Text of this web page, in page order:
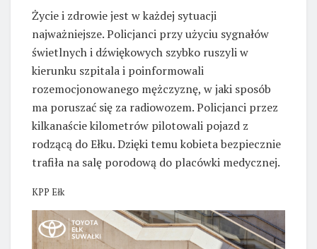
Życie i zdrowie jest w każdej sytuacji
najważniejsze. Policjanci przy użyciu sygnałów
świetlnych i dźwiękowych szybko ruszyli w
kierunku szpitala i poinformowali
rozemocjonowanego mężczyznę, w jaki sposób
ma poruszać się za radiowozem. Policjanci przez
kilkanaście kilometrów pilotowali pojazd z
rodzącą do Ełku. Dzięki temu kobieta bezpiecznie
trafiła na salę porodową do placówki medycznej.
KPP Ełk